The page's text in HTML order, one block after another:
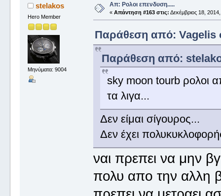
stelakos
Hero Member
Μηνύματα: 9004
Απ: Ρολοι επενδυση.....
« Απάντηση #163 στις: Δεκέμβριος 18,
Παράθεση από: Vagelis
Παράθεση από:
sky moon tourb ρολοι
τα λιγα...
Δεν είμαι σίγουρος...
Δεν έχει
ναι πρεπει να μην
πολυ απο την αλλη